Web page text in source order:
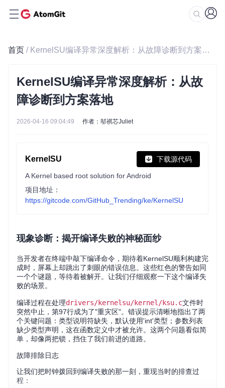
首页 / KernelSU编译异常深度解析：从故障诊断到方案落地
KernelSU编译异常深度解析：从故
障诊断到方案落地
2026-04-16 09:04:49 作者：邬祺芯Juliet
KernelSU 下载源代码
A Kernel based root solution for Android
项目地址：
https://gitcode.com/GitHub_Trending/ke/KernelSU
现象诊断：揭开编译失败的神秘面纱
当开发者在终端中敲下编译命令，期待着KernelSU顺利构建完
成时，屏幕上却跳出了刺眼的错误信息。这些红色的警告如同
一个个谜题，等待着被解开。让我们仔细观察一下这个编译失
败的场景。
编译过程在处理drivers/kernelsu/kernel/ksu.c文件时
突然中止，第97行成为了"重灾区"。错误提示清晰地指出了两
个关键问题：类型说明符缺失，默认使用'int'类型；参数列表
缺少类型声明，这在函数定义中才被允许。这两个问题看似简
单，却像两把锁，挡住了我们前进的道路。
故障排除日志
让我们把时钟拨回到编译失败的那一刻，重现当时的排查过
程：